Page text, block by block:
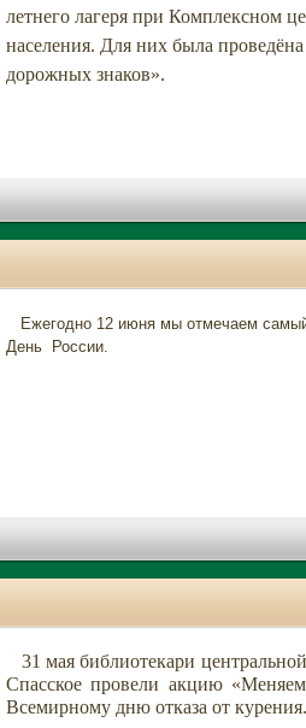
летнего лагеря при Комплексном
населения. Для них была
дорожных знаков».
Ежегодно 12 июня мы отмечаем самый
День России.
31 мая библиотекари
Спасское провели акцию
Всемирному дню отказа от курения.